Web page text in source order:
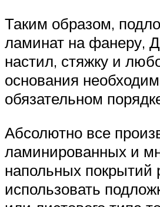
Таким образом,
ламинат на фанеру,
настил, стяжку и
основания
обязательном
Абсолютно все
ламинированных и
напольных покрытий
использовать